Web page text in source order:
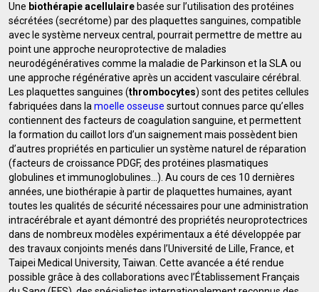
Une biothérapie acellulaire basée sur l’utilisation des protéines
sécrétées (secrétome) par des plaquettes sanguines, compatible
avec le système nerveux central, pourrait permettre de mettre au
point une approche neuroprotective de maladies
neurodégénératives comme la maladie de Parkinson et la SLA ou
une approche régénérative après un accident vasculaire cérébral.
Les plaquettes sanguines (thrombocytes) sont des petites cellules
fabriquées dans la moelle osseuse surtout connues parce qu’elles
contiennent des facteurs de coagulation sanguine, et permettent
la formation du caillot lors d’un saignement mais possèdent bien
d’autres propriétés en particulier un système naturel de réparation
(facteurs de croissance PDGF, des protéines plasmatiques
globulines et immunoglobulines…). Au cours de ces 10 dernières
années, une biothérapie à partir de plaquettes humaines, ayant
toutes les qualités de sécurité nécessaires pour une administration
intracérébrale et ayant démontré des propriétés neuroprotectrices
dans de nombreux modèles expérimentaux a été développée par
des travaux conjoints menés dans l’Université de Lille, France, et
Taipei Medical University, Taiwan. Cette avancée a été rendue
possible grâce à des collaborations avec l’Établissement Français